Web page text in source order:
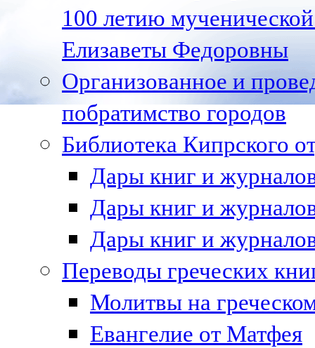
100 летию
Елизаветы Федоровны
Организованное и
побратимство городов
Библиотека Кипрского
Дары книг и
Дары книг и
Дары книг и
Переводы греческих
Молитвы на
Евангелие от Матфея